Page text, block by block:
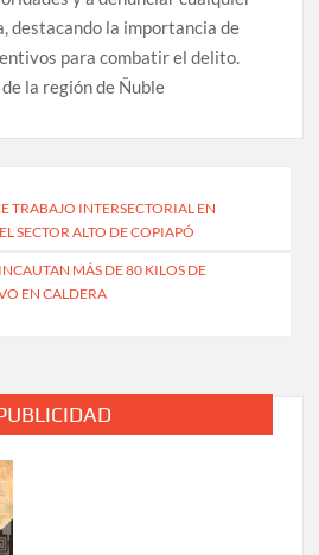
destacando la importancia de
para combatir el delito.
la región de Ñuble
TRABAJO INTERSECTORIAL EN
SECTOR ALTO DE COPIAPÓ
MÁS DE 80 KILOS DE
EN CALDERA